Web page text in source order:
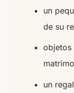
un
de su
objetos
un